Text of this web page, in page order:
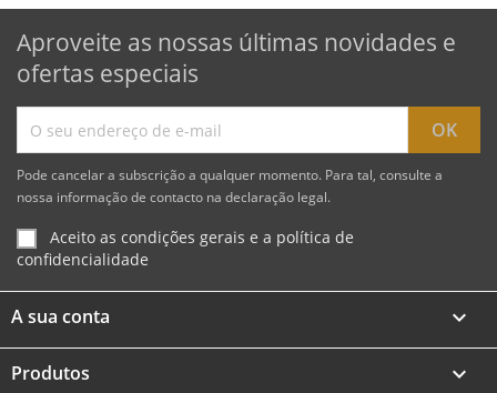
Aproveite as nossas últimas novidades e
ofertas especiais
Pode cancelar a subscrição a qualquer momento. Para tal, consulte a
nossa informação de contacto na declaração legal.
Aceito as condições gerais e a política de
confidencialidade
A sua conta 
Produtos 